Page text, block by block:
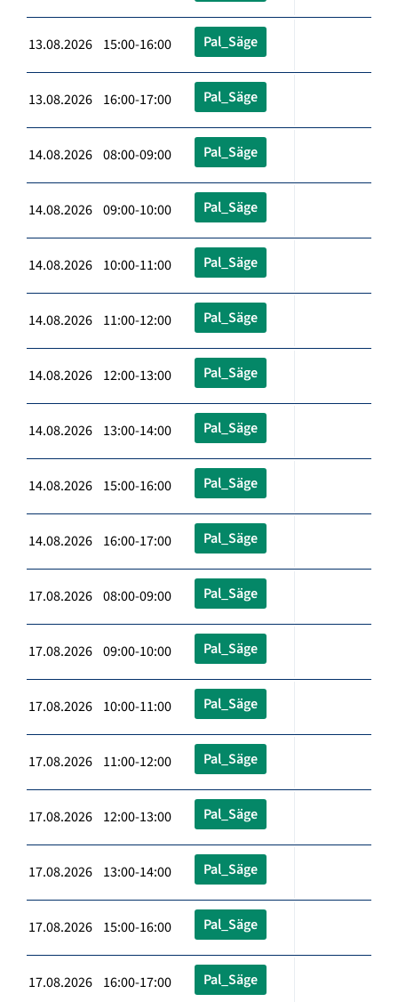
13.08.2026 15:00-16:00 Pal_Säge
13.08.2026 16:00-17:00 Pal_Säge
14.08.2026 08:00-09:00 Pal_Säge
14.08.2026 09:00-10:00 Pal_Säge
14.08.2026 10:00-11:00 Pal_Säge
14.08.2026 11:00-12:00 Pal_Säge
14.08.2026 12:00-13:00 Pal_Säge
14.08.2026 13:00-14:00 Pal_Säge
14.08.2026 15:00-16:00 Pal_Säge
14.08.2026 16:00-17:00 Pal_Säge
17.08.2026 08:00-09:00 Pal_Säge
17.08.2026 09:00-10:00 Pal_Säge
17.08.2026 10:00-11:00 Pal_Säge
17.08.2026 11:00-12:00 Pal_Säge
17.08.2026 12:00-13:00 Pal_Säge
17.08.2026 13:00-14:00 Pal_Säge
17.08.2026 15:00-16:00 Pal_Säge
17.08.2026 16:00-17:00 Pal_Säge